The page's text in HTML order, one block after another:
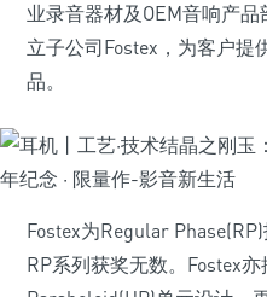
业录音器材及OEM音响产
立子公司Fostex，为客户提
品。
Fostex为Regular
RP系列获奖无数。Fostex